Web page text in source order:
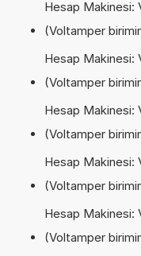
Hesap Makinesi:
(Voltamper
Hesap Makinesi:
(Voltamper
Hesap Makinesi:
(Voltamper
Hesap Makinesi:
(Voltamper
Hesap Makinesi:
(Voltamper